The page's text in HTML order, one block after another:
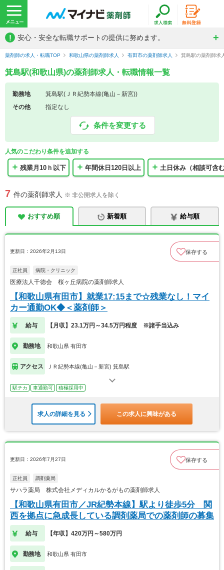
! 安心・安全な転職サポートの提供に努めます。
薬剤師の求人・転職TOP 和歌山県の薬剤師求人 有田市の薬剤師求人 箕島駅の薬剤師求
箕島駅(和歌山県)の薬剤師求人・転職情報一覧
勤務地
箕島駅(ＪＲ紀勢本線(亀山－新宮))
その他
指定なし
条件を変更する
人気のこだわり条件を追加する
残業月10ｈ以下 年間休日120日以上 土日休み（相談可含
7 件の薬剤師求人 ※ 非公開求人を除く
おすすめ順 新着順 給与順
更新日：2026年2月13日 保存する
正社員 病院・クリニック
医療法人千徳会 桜ヶ丘病院の薬剤師求人
【和歌山県有田市】就業17:15まで☆残業なし！マイ
カー通勤OK◆＜薬剤師＞
給与 【月収】23.1万円～34.5万円程度 ※諸手当込み
勤務地 和歌山県 有田市
アクセス ＪＲ紀勢本線(亀山－新宮) 箕島駅
駅チカ 車通勤可 積極採用中
求人の詳細を見る この求人に興味がある
更新日：2026年7月27日 保存する
正社員 調剤薬局
サハラ薬局 株式会社メディカルかるがもの薬剤師求人
【和歌山県有田市／JR紀勢本線】駅より徒歩5分 関
西を拠点に急成長している調剤薬局での薬剤師の募集
給与 【年収】420万円～580万円
勤務地 和歌山県 有田市